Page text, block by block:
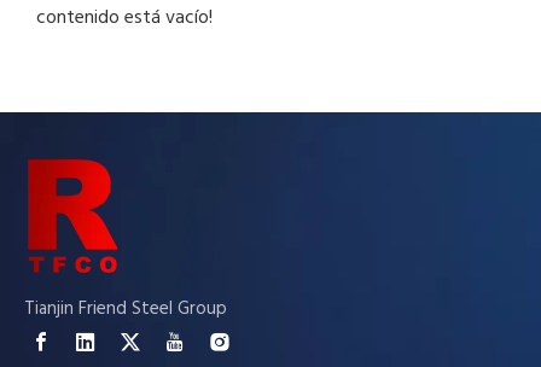
contenido está vacío!
Tianjin Friend Steel Group